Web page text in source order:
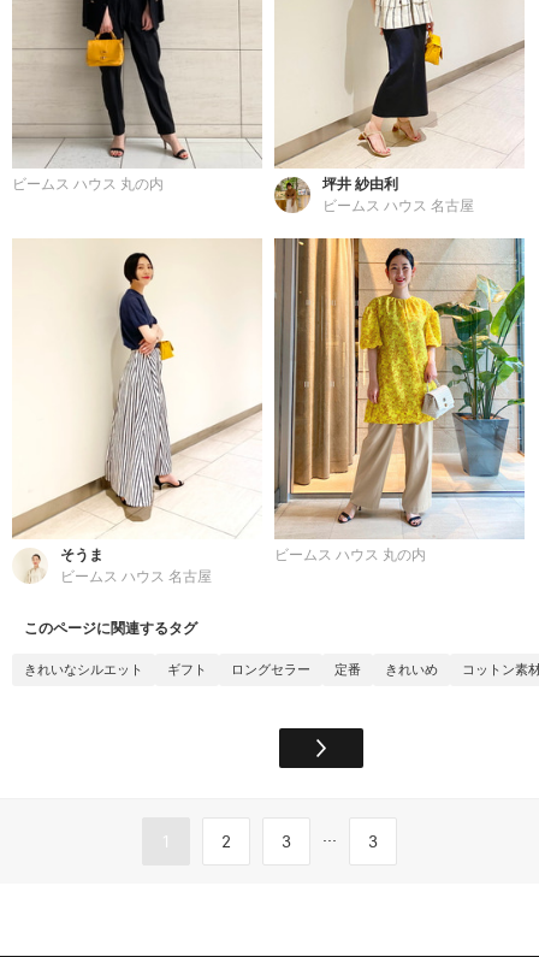
ビームス ハウス 丸の内
坪井 紗由利
ビームス ハウス 名古屋
そうま
ビームス ハウス 名古屋
ビームス ハウス 丸の内
このページに関連するタグ
きれいなシルエット ギフト ロングセラー 定番 きれいめ コットン素
1 2 3 ... 3